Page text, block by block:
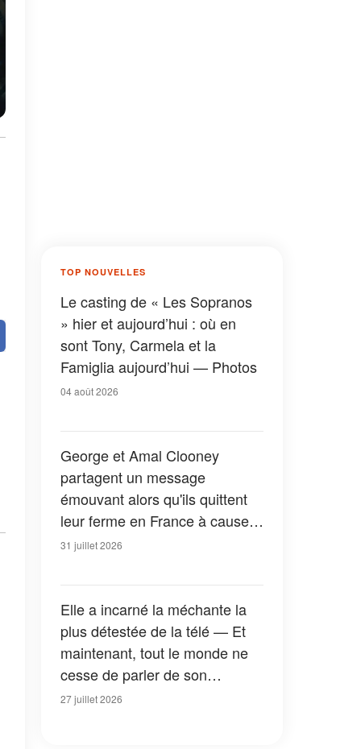
TOP NOUVELLES
Le casting de « Les Sopranos
» hier et aujourd’hui : où en
sont Tony, Carmela et la
Famiglia aujourd’hui — Photos
04 août 2026
George et Amal Clooney
partagent un message
émouvant alors qu'ils quittent
leur ferme en France à cause
des feux de forêt — Tous les
31 juillet 2026
Elle a incarné la méchante la
plus détestée de la télé — Et
maintenant, tout le monde ne
cesse de parler de son
apparition dans la nouvelle
27 juillet 2026